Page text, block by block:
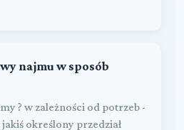
najmu w sposób
? w zależności od potrzeb -
określony przedział